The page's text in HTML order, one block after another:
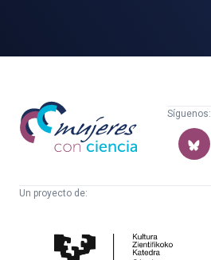
Mujeres
con
ciencia
Síguenos:
Un proyecto de:
Cultura